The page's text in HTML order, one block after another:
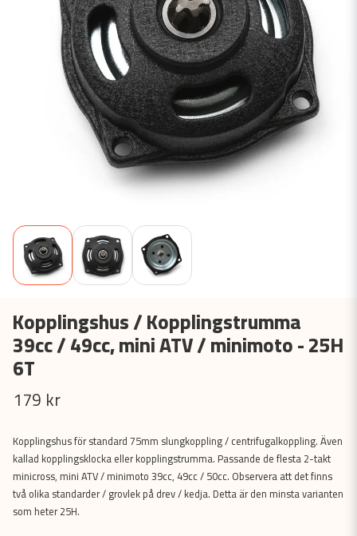
Kopplingshus / Kopplingstrumma
39cc / 49cc, mini ATV / minimoto - 25H
6T
179 kr
Kopplingshus för standard 75mm slungkoppling / centrifugalkoppling. Även
kallad kopplingsklocka eller kopplingstrumma. Passande de flesta 2-takt
minicross, mini ATV / minimoto 39cc, 49cc / 50cc. Observera att det finns
två olika standarder / grovlek på drev / kedja. Detta är den minsta varianten
som heter 25H.